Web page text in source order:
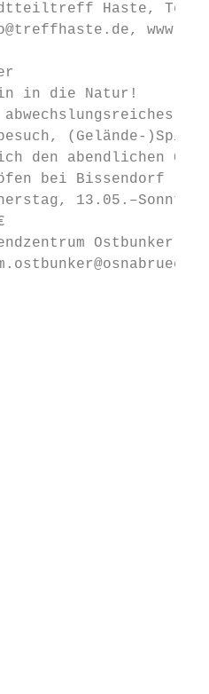
Haste, Tel.
in die Natur!
abwechslungsreiches
(Gelände-
den abendlichen
bei Bissendorf
€